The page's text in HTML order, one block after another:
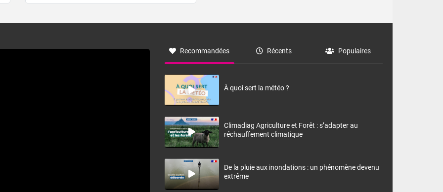
de forêt. Mais qu'est-ce que la tramontane ? Quelles sont
à nord-ouest, dans un secteur qui part du Roussillon à la
Recommandées Récents Populaires
À quoi sert la météo ?
Climadiag Agriculture et Forêt : s’adapter au
réchauffement climatique
De la pluie aux inondations : un phénomène devenu
extrême